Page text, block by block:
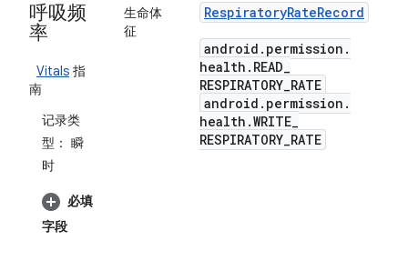
呼吸频
率
Vitals 指
南
记录类
型： 瞬
时
必填
字段
生命体
征
RespiratoryRateRecord
android . permission .
health . READ_
RESPIRATORY_RATE
android . permission .
health .WRITE_
RESPIRATORY_RATE